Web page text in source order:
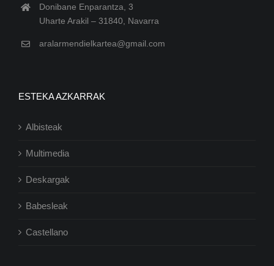
Donibane Enparantza, 3
Uharte Arakil – 31840, Navarra
aralarmendielkartea@gmail.com
ESTEKA AZKARRAK
Albisteak
Multimedia
Deskargak
Babesleak
Castellano